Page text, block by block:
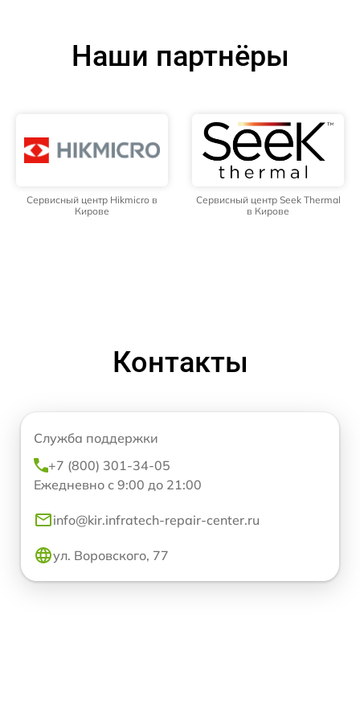
Наши партнёры
Сервисный центр Hikmicro в
Кирове
Сервисный центр Seek Thermal
в Кирове
Контакты
Служба поддержки
+7 (800) 301-34-05
Ежедневно с 9:00 до 21:00
info@kir.infratech-repair-center.ru
ул. Воровского, 77